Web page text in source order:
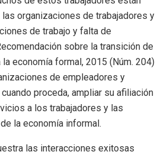
organizaciones de trabajadores y
de trabajo y falta de
sobre la transición de
economía formal, 2015 (Núm. 204)
de empleadores y
proceda, ampliar su afiliación
a los trabajadores y las
la economía informal.
las interacciones exitosas